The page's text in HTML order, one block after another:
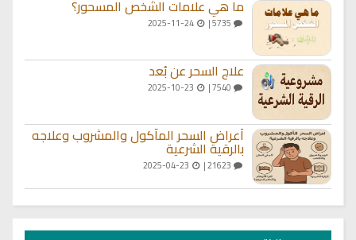
ما هي علامات الشخص المسحور؟
2025-11-24
علاج السحر عن بُعد
أعراض السحر المأكول والمشروب وعلاجه
بالرقية الشرعية